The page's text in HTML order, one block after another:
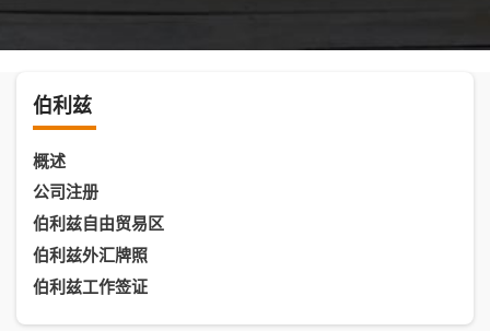
伯利兹
概述
公司注册
伯利兹自由贸易区
伯利兹外汇牌照
伯利兹工作签证